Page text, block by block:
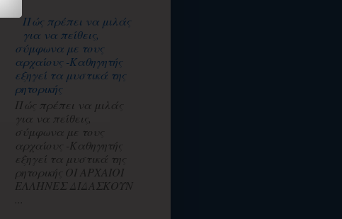
Πώς πρέπει να μιλάς
για να πείθεις,
σύμφωνα με τους
αρχαίους -Καθηγητής
εξηγεί τα μυστικά της
ρητορικής
Πώς πρέπει να μιλάς
για να πείθεις,
σύμφωνα με τους
αρχαίους -Καθηγητής
εξηγεί τα μυστικά της
ρητορικής ΟΙ ΑΡΧΑΙΟΙ
ΕΛΛΗΝΕΣ ΔΙΔΑΣΚΟΥΝ